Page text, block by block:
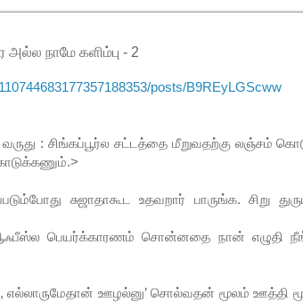
அல்ல நாமே களிம்பு - 2
posts/B9REyLGScww
: சிங்கப்பூர்ல சட்டத்தை மீறுவதற்கு லஞ்சம்
சுஜாதாகூட உதவறார் பாருங்க. சிறு
பெயர்க்காரணம் சொன்னதை நான் எழுதி
ஊழல்னு’ சொல்வதன் மூலம் ஊத்தி